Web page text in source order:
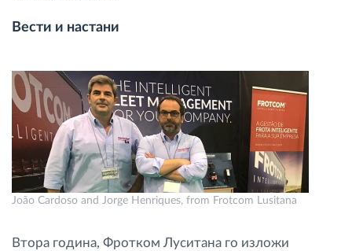
Управување со горивото
Планирање и следење на рутите
Автоматска идентификација на возачите
Вести и настани
João Cardoso and Jorge Henriques, from Frotcom Lusitana
Втора година, Фротком Луситана го изложи